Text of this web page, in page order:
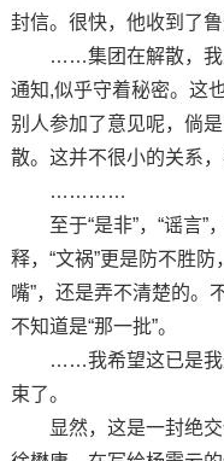
封信。很快，他收到了鲁
……集团在解散，我是
通知,似乎守着秘密。这
别人参加了意见呢，倘
散。这并不很小的关系，
…………
至于“是非”，“谣言”
释，“文祸”更是防不胜
嘴”，还是弄不清楚的。
不知道是“那一批”。
……我希望这已是我最
束了。
显然，这是一封绝交